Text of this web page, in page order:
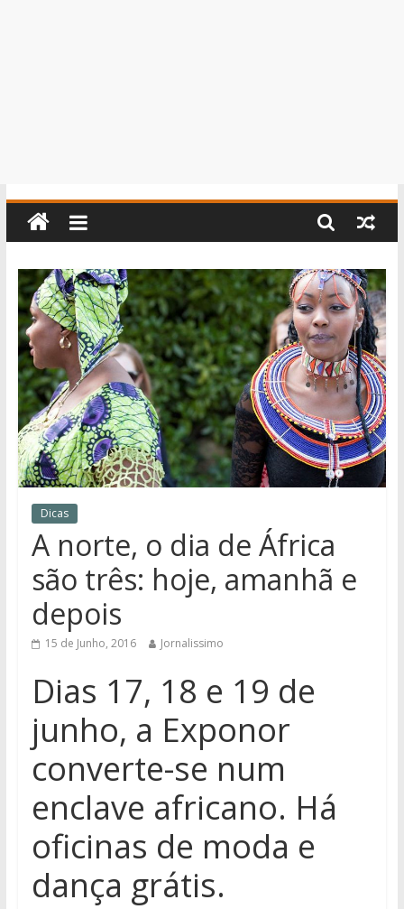
Dicas
A norte, o dia de África
são três: hoje, amanhã e
depois
15 de Junho, 2016 Jornalissimo
Dias 17, 18 e 19 de
junho, a Exponor
converte-se num
enclave africano. Há
oficinas de moda e
dança grátis.